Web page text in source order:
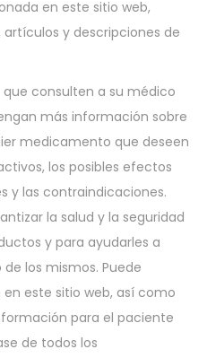
en este sitio web,
y descripciones de
consulten a su médico
más información sobre
medicamento que deseen
los posibles efectos
y las contraindicaciones.
la salud y la seguridad
y para ayudarles a
los mismos. Puede
este sitio web, así como
para el paciente
de todos los